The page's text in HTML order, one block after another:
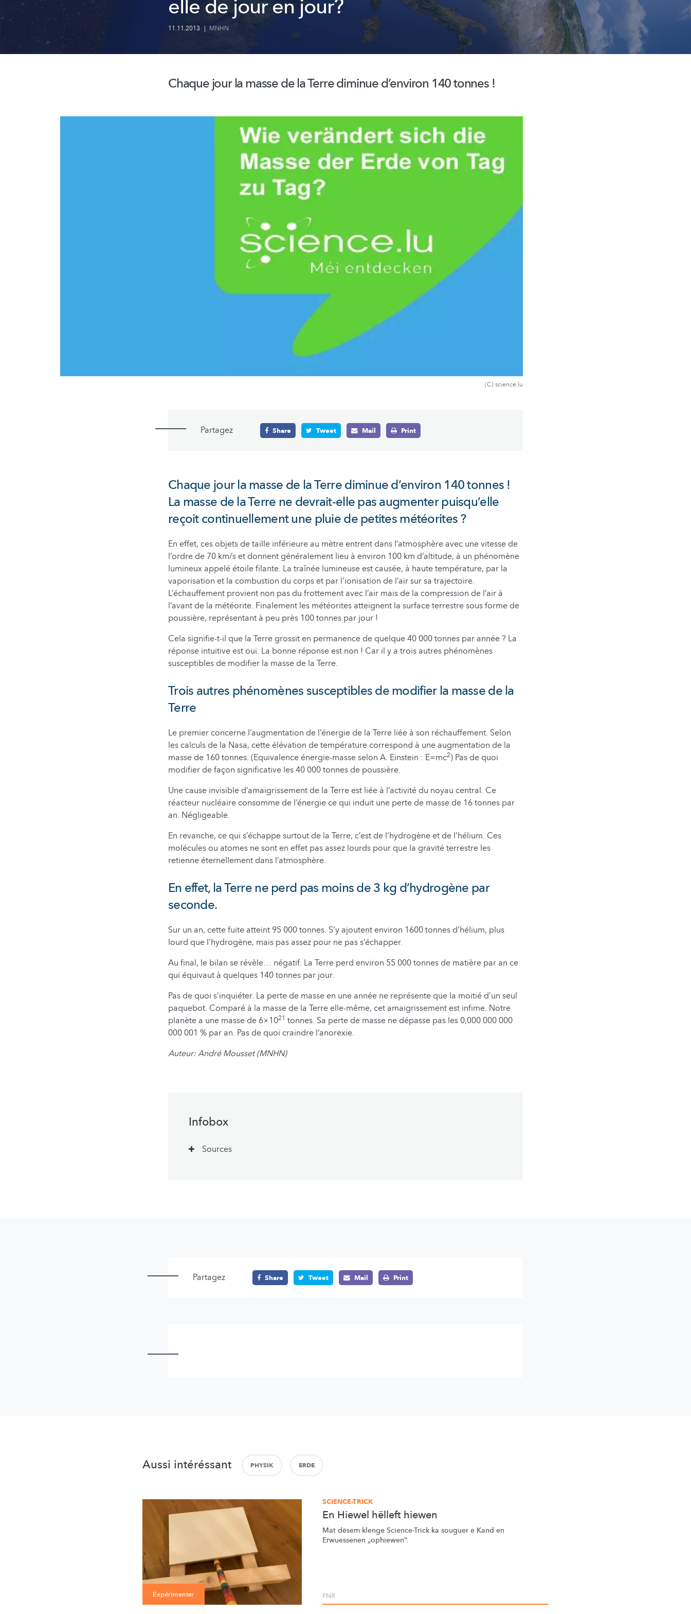
elle de jour en jour?
11.11.2013 | MNHN
Chaque jour la masse de la Terre diminue d’environ 140 tonnes !
(C) science.lu
Partagez Share Tweet Mail Print
Chaque jour la masse de la Terre diminue d’environ 140 tonnes !
La masse de la Terre ne devrait-elle pas augmenter puisqu’elle
reçoit continuellement une pluie de petites météorites ?
En effet, ces objets de taille inférieure au mètre entrent dans l’atmosphère avec une vitesse de
l’ordre de 70 km/s et donnent généralement lieu à environ 100 km d’altitude, à un phénomène
lumineux appelé étoile filante. La traînée lumineuse est causée, à haute température, par la
vaporisation et la combustion du corps et par l’ionisation de l’air sur sa trajectoire.
L’échauffement provient non pas du frottement avec l’air mais de la compression de l’air à
l’avant de la météorite. Finalement les météorites atteignent la surface terrestre sous forme de
poussière, représentant à peu près 100 tonnes par jour !
Cela signifie-t-il que la Terre grossit en permanence de quelque 40 000 tonnes par année ? La
réponse intuitive est oui. La bonne réponse est non ! Car il y a trois autres phénomènes
susceptibles de modifier la masse de la Terre.
Trois autres phénomènes susceptibles de modifier la masse de la
Terre
Le premier concerne l’augmentation de l’énergie de la Terre liée à son réchauffement. Selon
les calculs de la Nasa, cette élévation de température correspond à une augmentation de la
masse de 160 tonnes. (Equivalence énergie-masse selon A. Einstein : E=mc2) Pas de quoi
modifier de façon significative les 40 000 tonnes de poussière.
Une cause invisible d’amaigrissement de la Terre est liée à l’activité du noyau central. Ce
réacteur nucléaire consomme de l’énergie ce qui induit une perte de masse de 16 tonnes par
an. Négligeable.
En revanche, ce qui s’échappe surtout de la Terre, c’est de l’hydrogène et de l’hélium. Ces
molécules ou atomes ne sont en effet pas assez lourds pour que la gravité terrestre les
retienne éternellement dans l’atmosphère.
En effet, la Terre ne perd pas moins de 3 kg d’hydrogène par
seconde.
Sur un an, cette fuite atteint 95 000 tonnes. S’y ajoutent environ 1600 tonnes d’hélium, plus
lourd que l’hydrogène, mais pas assez pour ne pas s’échapper.
Au final, le bilan se révèle… négatif. La Terre perd environ 55 000 tonnes de matière par an ce
qui équivaut à quelques 140 tonnes par jour.
Pas de quoi s’inquiéter. La perte de masse en une année ne représente que la moitié d’un seul
paquebot. Comparé à la masse de la Terre elle-même, cet amaigrissement est infime. Notre
planète a une masse de 6×1021 tonnes. Sa perte de masse ne dépasse pas les 0,000 000 000
000 001 % par an. Pas de quoi craindre l’anorexie.
Auteur: André Mousset (MNHN)
Infobox
Sources
Partagez Share Tweet Mail Print
Aussi intéréssant PHYSIK ERDE
Expérimenter
SCIENCE-TRICK
En Hiewel hëlleft hiewen
Mat dësem klenge Science-Trick ka souguer e Kand en
Erwuessenen „ophiewen“.
FNR